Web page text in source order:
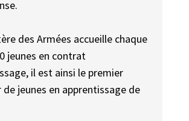
des Armées accueille chaque
jeunes en contrat
il est ainsi le premier
de jeunes en apprentissage de